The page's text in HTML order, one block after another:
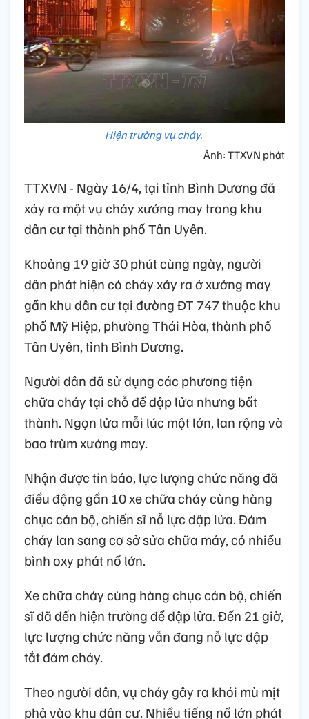
Hiện trường vụ cháy.
Ảnh: TTXVN phát
TTXVN - Ngày 16/4, tại tỉnh Bình Dương đã
xảy ra một vụ cháy xưởng may trong khu
dân cư tại thành phố Tân Uyên.
Khoảng 19 giờ 30 phút cùng ngày, người
dân phát hiện có cháy xảy ra ở xưởng may
gần khu dân cư tại đường ĐT 747 thuộc khu
phố Mỹ Hiệp, phường Thái Hòa, thành phố
Tân Uyên, tỉnh Bình Dương.
Người dân đã sử dụng các phương tiện
chữa cháy tại chỗ để dập lửa nhưng bất
thành. Ngọn lửa mỗi lúc một lớn, lan rộng và
bao trùm xưởng may.
Nhận được tin báo, lực lượng chức năng đã
điều động gần 10 xe chữa cháy cùng hàng
chục cán bộ, chiến sĩ nỗ lực dập lửa. Đám
cháy lan sang cơ sở sửa chữa máy, có nhiều
bình oxy phát nổ lớn.
Xe chữa cháy cùng hàng chục cán bộ, chiến
sĩ đã đến hiện trường để dập lửa. Đến 21 giờ,
lực lượng chức năng vẫn đang nỗ lực dập
tắt đám cháy.
Theo người dân, vụ cháy gây ra khói mù mịt
phả vào khu dân cư. Nhiều tiếng nổ lớn phát